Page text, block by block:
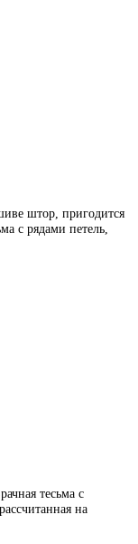
штор, пригодится
с рядами петель,
тесьма с
на